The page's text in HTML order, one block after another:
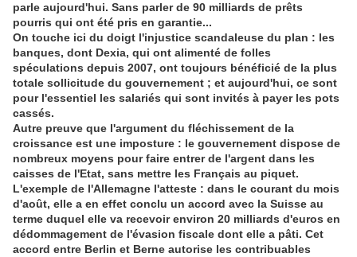
parle aujourd'hui. Sans parler de 90 milliards de prêts
pourris qui ont été pris en garantie...
On touche ici du doigt l'injustice scandaleuse du plan : les
banques, dont Dexia, qui ont alimenté de folles
spéculations depuis 2007, ont toujours bénéficié de la plus
totale sollicitude du gouvernement ; et aujourd'hui, ce sont
pour l'essentiel les salariés qui sont invités à payer les pots
cassés.
Autre preuve que l'argument du fléchissement de la
croissance est une imposture : le gouvernement dispose de
nombreux moyens pour faire entrer de l'argent dans les
caisses de l'Etat, sans mettre les Français au piquet.
L'exemple de l'Allemagne l'atteste : dans le courant du mois
d'août, elle a en effet conclu un accord avec la Suisse au
terme duquel elle va recevoir environ 20 milliards d'euros en
dédommagement de l'évasion fiscale dont elle a pâti. Cet
accord entre Berlin et Berne autorise les contribuables